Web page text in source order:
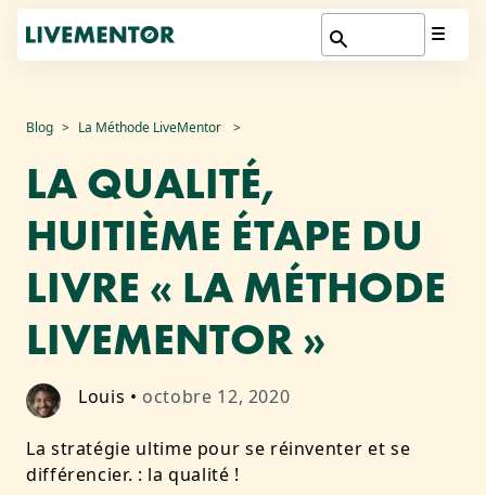
Aller
contenu
Blog La Méthode LiveMentor
LA QUALITÉ,
HUITIÈME ÉTAPE DU
LIVRE « LA MÉTHODE
LIVEMENTOR »
Louis • octobre 12, 2020
La stratégie ultime pour se réinventer et se
différencier. : la qualité !